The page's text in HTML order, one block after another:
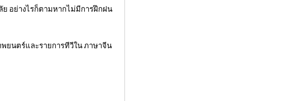
ย อย่างไรก็ตามหากไม่มีการฝึกฝน
ยนตร์และรายการทีวีใน ภาษาจีน